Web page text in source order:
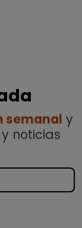
semanal y
noticias